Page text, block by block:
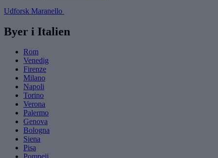
Udforsk Maranello
Byer i Italien
Rom
Venedig
Firenze
Milano
Napoli
Torino
Verona
Palermo
Genova
Bologna
Siena
Pisa